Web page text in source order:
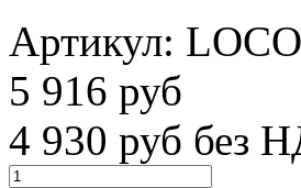
Артикул:
5 916 руб
4 930 руб без